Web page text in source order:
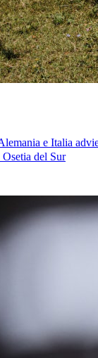
e Italia
Osetia del Sur